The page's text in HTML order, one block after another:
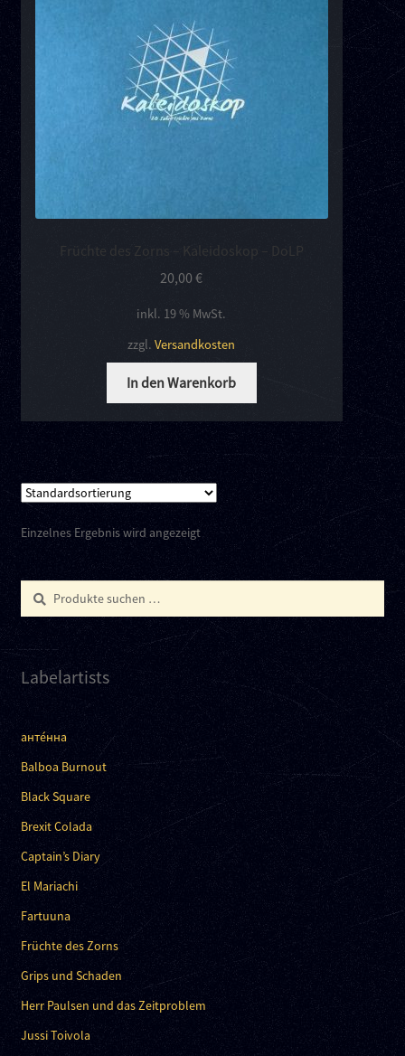
Früchte des Zorns – Kaleidoskop – DoLP
20,00€
inkl. 19 % MwSt.
zzgl.Versandkosten
In den Warenkorb
Einzelnes Ergebnis wird angezeigt
Suchen
nach:
Suchen
Labelartists
анте́нна
Balboa Burnout
Black Square
Brexit Colada
Captain’s Diary
El Mariachi
Fartuuna
Früchte des Zorns
Grips und Schaden
Herr Paulsen und das Zeitproblem
Jussi Toivola